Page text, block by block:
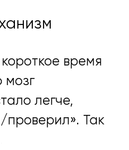
время
мозг
легче,
проверил». Так